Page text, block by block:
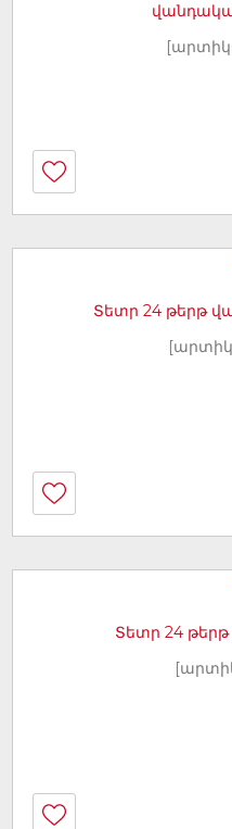
Տետր 24 թերթ
Տետր 24